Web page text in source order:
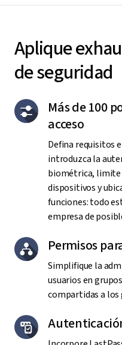
Aplique
de seguridad
Más de 100
acceso
Defina requisitos
introduzca la
biométrica, limite
dispositivos y
funciones: todo
empresa de
Permisos
Simplifique la
usuarios en
compartidas a los